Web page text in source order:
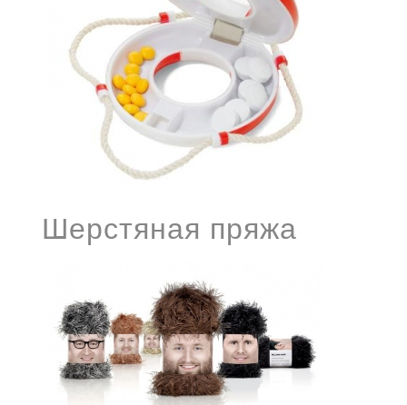
Шерстяная пряжа